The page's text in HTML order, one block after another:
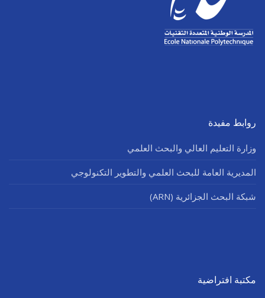
روابط مفيدة
وزارة التعليم العالي والبحث العلمي
المديرية العامة للبحث العلمي والتطوير التكنولوجي
شبكة البحث الجزائرية (ARN)
مكتبة افتراضية